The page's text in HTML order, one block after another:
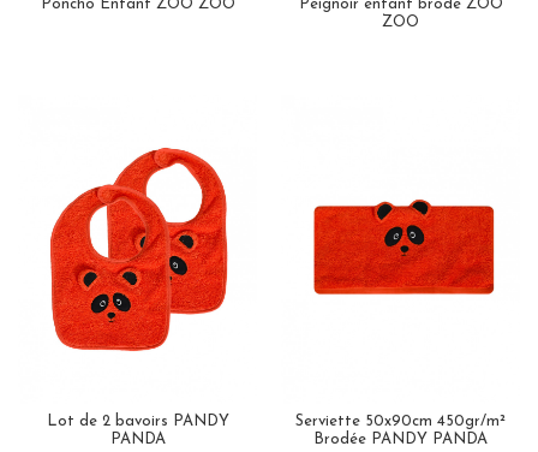
Poncho Enfant ZOO ZOO
Peignoir enfant brodé ZOO
ZOO
Lot de 2 bavoirs PANDY
PANDA
Serviette 50x90cm 450gr/m²
Brodée PANDY PANDA